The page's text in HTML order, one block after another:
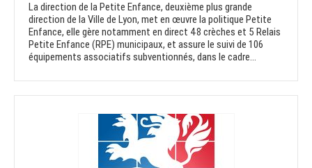
La direction de la Petite Enfance, deuxième plus grande
direction de la Ville de Lyon, met en œuvre la politique Petite
Enfance, elle gère notamment en direct 48 crèches et 5 Relais
Petite Enfance (RPE) municipaux, et assure le suivi de 106
équipements associatifs subventionnés, dans le cadre...